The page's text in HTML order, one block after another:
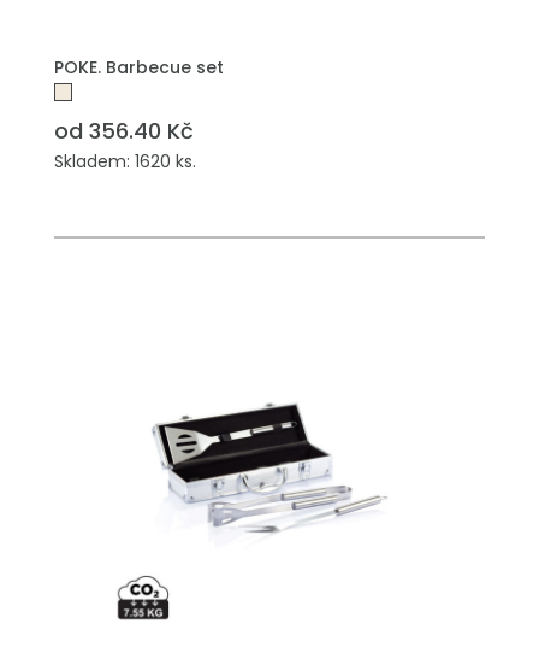
POKE. Barbecue set
od 356.40 Kč
Skladem: 1620 ks.